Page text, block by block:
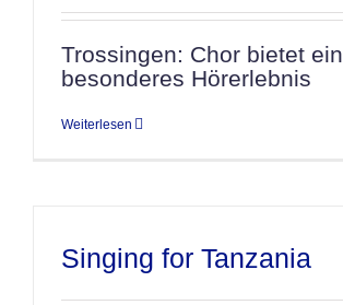
Trossingen: Chor bietet ein
besonderes Hörerlebnis
Weiterlesen
Singing for Tanzania